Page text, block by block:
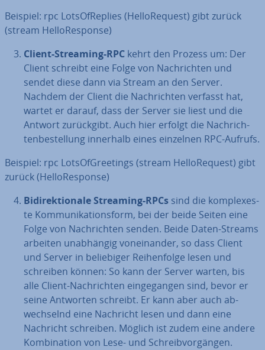
Beispiel: rpc Lot­sOf­Re­pli­es (Hell­o­Re­quest) gibt zurück
(stream Hell­o­Re­spon­se)
Client-Streaming-RPC kehrt den Prozess um: Der
Client schreibt eine Folge von Nach­rich­ten und
sendet diese dann via Stream an den Server.
Nachdem der Client die Nach­rich­ten verfasst hat,
wartet er darauf, dass der Server sie liest und die
Antwort zu­rück­gibt. Auch hier erfolgt die Nach­rich­
ten­be­stel­lung innerhalb eines einzelnen RPC-Aufrufs.
Beispiel: rpc Lot­sOf­Gree­tings (stream Hell­o­Re­quest) gibt
zurück (Hell­o­Re­spon­se)
Bi­di­rek­tio­na­le Streaming-RPCs sind die kom­ple­xes­
te Kom­mu­ni­ka­ti­ons­form, bei der beide Seiten eine
Folge von Nach­rich­ten senden. Beide Daten-Streams
arbeiten un­ab­hän­gig von­ein­an­der, so dass Client
und Server in be­lie­bi­ger Rei­hen­fol­ge lesen und
schreiben können: So kann der Server warten, bis
alle Client-Nach­rich­ten ein­ge­gan­gen sind, bevor er
seine Antworten schreibt. Er kann aber auch ab­
wech­selnd eine Nachricht lesen und dann eine
Nachricht schreiben. Möglich ist zudem eine andere
Kom­bi­na­ti­on von Lese- und Schreib­vor­gän­gen.